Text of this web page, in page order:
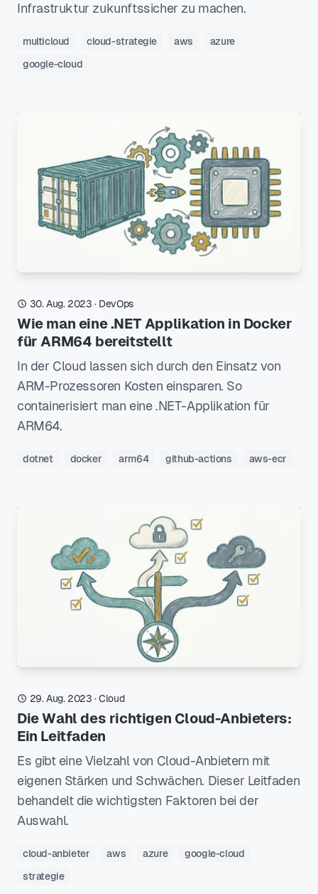
Infrastruktur zukunftssicher zu machen.
multicloud cloud-strategie aws
azure
google-cloud
30. Aug. 2023 · DevOps
Wie man eine .NET Applikation in Docker
für ARM64 bereitstellt
In der Cloud lassen sich durch den Einsatz von
ARM-Prozessoren Kosten einsparen. So
containerisiert man eine .NET-Applikation für
ARM64.
dotnet docker arm64 github-actions aws-ecr
29. Aug. 2023 ·Cloud
Die Wahl des richtigen Cloud-Anbieters:
Ein Leitfaden
Es gibt eine Vielzahl von Cloud-Anbietern mit
eigenen Stärken und Schwächen. Dieser Leitfaden
behandelt die wichtigsten Faktoren bei der
Auswahl.
cloud-anbieter aws azure
google-cloud
strategie